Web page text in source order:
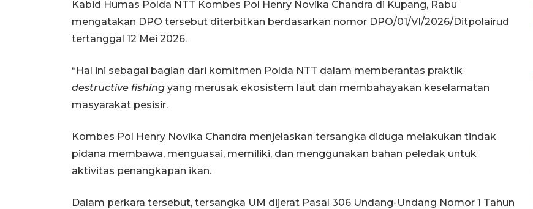
Kabid Humas Polda NTT Kombes Pol Henry Novika Chandra di Kupang, Rabu
mengatakan DPO tersebut diterbitkan berdasarkan nomor DPO/01/VI/2026/Ditpolairud
tertanggal 12 Mei 2026.
“Hal ini sebagai bagian dari komitmen Polda NTT dalam memberantas praktik
destructive fishing yang merusak ekosistem laut dan membahayakan keselamatan
masyarakat pesisir.
Kombes Pol Henry Novika Chandra menjelaskan tersangka diduga melakukan tindak
pidana membawa, menguasai, memiliki, dan menggunakan bahan peledak untuk
aktivitas penangkapan ikan.
Dalam perkara tersebut, tersangka UM dijerat Pasal 306 Undang-Undang Nomor 1 Tahun